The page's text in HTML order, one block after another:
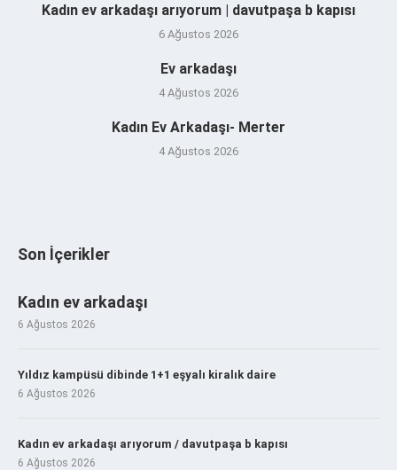
Kadın ev arkadaşı arıyorum | davutpaşa b kapısı
6 Ağustos 2026
Ev arkadaşı
4 Ağustos 2026
Kadın Ev Arkadaşı- Merter
4 Ağustos 2026
Son İçerikler
Kadın ev arkadaşı
6 Ağustos 2026
Yıldız kampüsü dibinde 1+1 eşyalı kiralık daire
6 Ağustos 2026
Kadın ev arkadaşı arıyorum / davutpaşa b kapısı
6 Ağustos 2026